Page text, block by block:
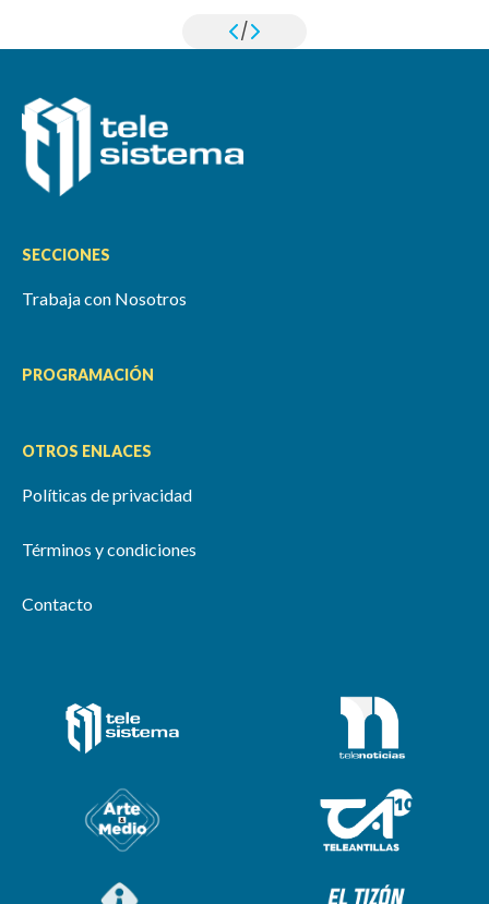
/
SECCIONES
Trabaja con Nosotros
PROGRAMACIÓN
OTROS ENLACES
Políticas de privacidad
Términos y condiciones
Contacto